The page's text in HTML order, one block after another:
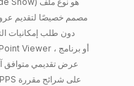
دون طلب إمكانيات
عرض تقديمي متوافق